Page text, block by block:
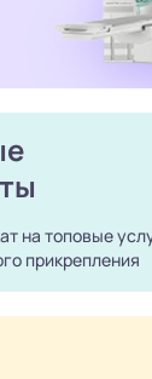
на топовые
прикрепления